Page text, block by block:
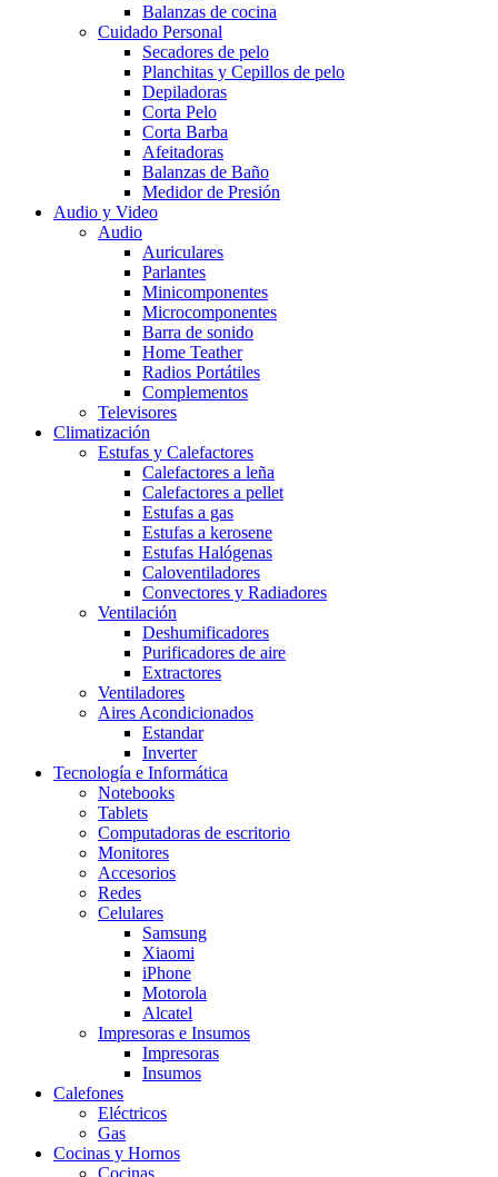
Balanzas de cocina
Cuidado Personal
Secadores de pelo
Planchitas y Cepillos de pelo
Depiladoras
Corta Pelo
Corta Barba
Afeitadoras
Balanzas de Baño
Medidor de Presión
Audio y Video
Audio
Auriculares
Parlantes
Minicomponentes
Microcomponentes
Barra de sonido
Home Teather
Radios Portátiles
Complementos
Televisores
Climatización
Estufas y Calefactores
Calefactores a leña
Calefactores a pellet
Estufas a gas
Estufas a kerosene
Estufas Halógenas
Caloventiladores
Convectores y Radiadores
Ventilación
Deshumificadores
Purificadores de aire
Extractores
Ventiladores
Aires Acondicionados
Estandar
Inverter
Tecnología e Informática
Notebooks
Tablets
Computadoras de escritorio
Monitores
Accesorios
Redes
Celulares
Samsung
Xiaomi
iPhone
Motorola
Alcatel
Impresoras e Insumos
Impresoras
Insumos
Calefones
Eléctricos
Gas
Cocinas y Hornos
Cocinas